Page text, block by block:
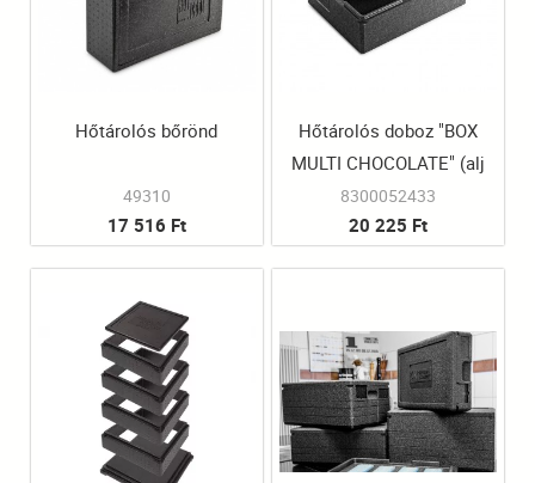
Hőtárolós bőrönd
49310
17 516 Ft
Hőtárolós doboz "BOX
MULTI CHOCOLATE" (alj
és tető egyben)
8300052433
20 225 Ft